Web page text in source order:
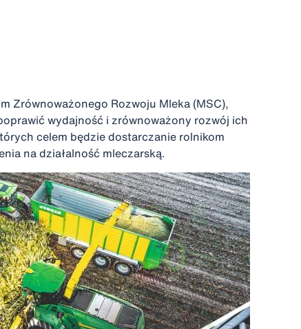
Zrównoważonego Rozwoju Mleka (MSC),
wydajność i zrównoważony rozwój ich
celem będzie dostarczanie rolnikom
na działalność mleczarską.